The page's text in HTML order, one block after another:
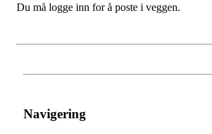
Du må logge inn for å poste i veggen.
Navigering